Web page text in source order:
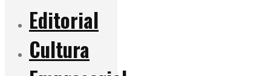
Editorial
Cultura